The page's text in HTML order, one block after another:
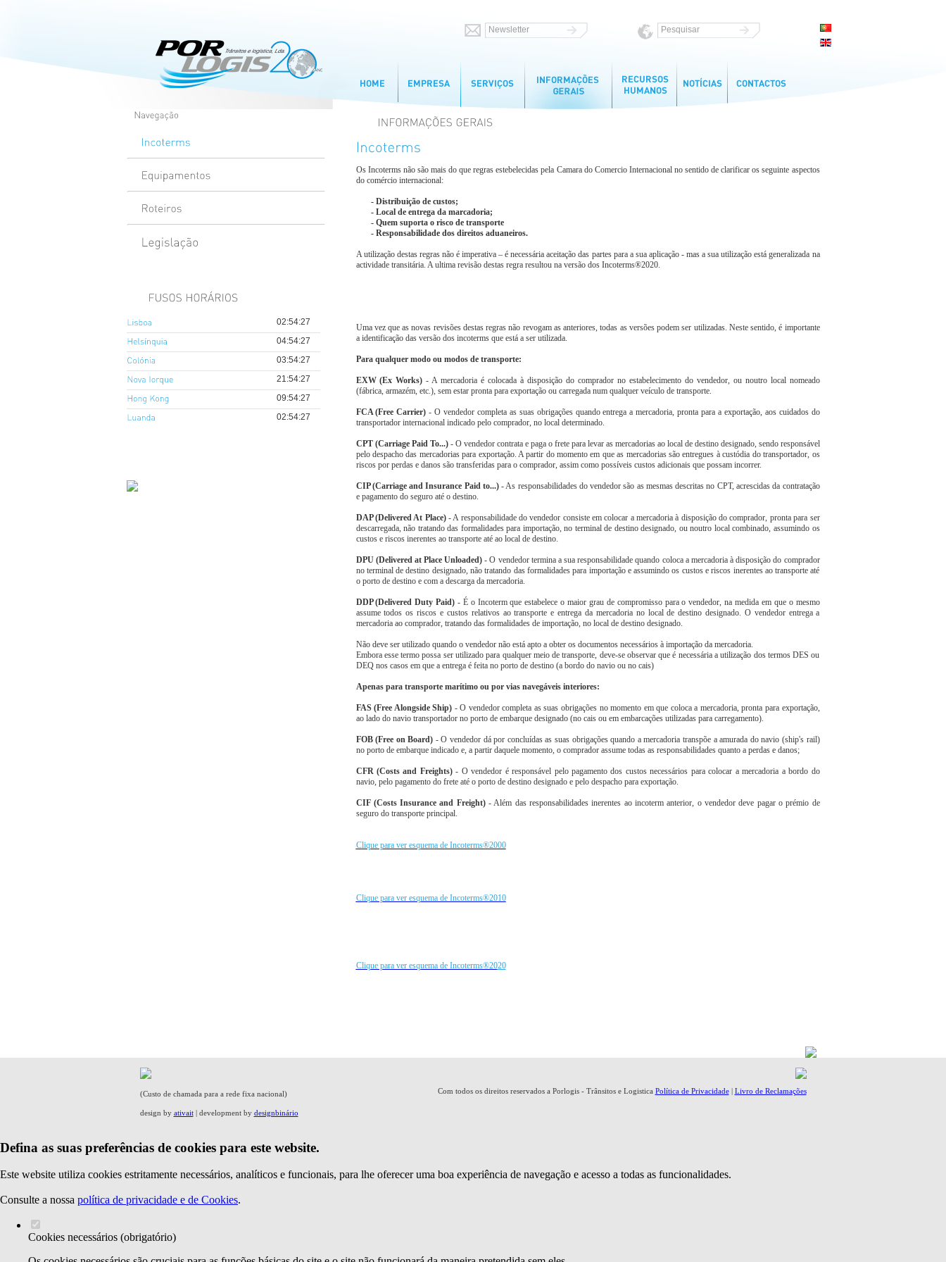
Os Incoterms não são mais do que regras estebelecidas pela Camara do Comercio Internacional no sentido de clarificar os seguinte aspectos
do comércio internacional:
- Distribuição de custos;
- Local de entrega da marcadoria;
- Quem suporta o risco de transporte
- Responsabilidade dos direitos aduaneiros.
A utilização destas regras não é imperativa – é necessária aceitação das partes para a sua aplicação - mas a sua utilização está generalizada na
actividade transitária. A ultima revisão destas regra resultou na versão dos Incoterms®2020.
Uma vez que as novas revisões destas regras não revogam as anteriores, todas as versões podem ser utilizadas. Neste sentido, é importante
a identificação das versão dos incoterms que está a ser utilizada.
Para qualquer modo ou modos de transporte:
EXW (Ex Works) - A mercadoria é colocada à disposição do comprador no estabelecimento do vendedor, ou noutro local nomeado
(fábrica, armazém, etc.), sem estar pronta para exportação ou carregada num qualquer veículo de transporte.
FCA (Free Carrier) - O vendedor completa as suas obrigações quando entrega a mercadoria, pronta para a exportação, aos cuidados do
transportador internacional indicado pelo comprador, no local determinado.
CPT (Carriage Paid To...)- O vendedor contrata e paga o frete para levar as mercadorias ao local de destino designado, sendo responsável
pelo despacho das mercadorias para exportação. A partir do momento em que as mercadorias são entregues à custódia do transportador, os
riscos por perdas e danos são transferidas para o comprador, assim como possíveis custos adicionais que possam incorrer.
CIP (Carriage and Insurance Paid to...)- As responsabilidades do vendedor são as mesmas descritas no CPT, acrescidas da contratação
e pagamento do seguro até o destino.
DAP (Delivered At Place)- A responsabilidade do vendedor consiste em colocar a mercadoria à disposição do comprador, pronta para ser
descarregada, não tratando das formalidades para importação, no terminal de destino designado, ou noutro local combinado, assumindo os
custos e riscos inerentes ao transporte até ao local de destino.
DPU (Delivered at Place Unloaded) - O vendedor termina a sua responsabilidade quando coloca a mercadoria à disposição do comprador
no terminal de destino designado, não tratando das formalidades para importação e assumindo os custos e riscos inerentes ao transporte até
o porto de destino e com a descarga da mercadoria.
DDP (Delivered Duty Paid) - É o Incoterm que estabelece o maior grau de compromisso para o vendedor, na medida em que o mesmo
assume todos os riscos e custos relativos ao transporte e entrega da mercadoria no local de destino designado. O vendedor entrega a
mercadoria ao comprador, tratando das formalidades de importação, no local de destino designado.
Não deve ser utilizado quando o vendedor não está apto a obter os documentos necessários à importação da mercadoria.
Embora esse termo possa ser utilizado para qualquer meio de transporte, deve-se observar que é necessária a utilização dos termos DES ou
DEQ nos casos em que a entrega é feita no porto de destino (a bordo do navio ou no cais)
Apenas para transporte marítimo ou por vias navegáveis interiores:
FAS (Free Alongside Ship) - O vendedor completa as suas obrigações no momento em que coloca a mercadoria, pronta para exportação,
ao lado do navio transportador no porto de embarque designado (no cais ou em embarcações utilizadas para carregamento).
FOB (Free on Board) - O vendedor dá por concluídas as suas obrigações quando a mercadoria transpõe a amurada do navio (ship's rail)
no porto de embarque indicado e, a partir daquele momento, o comprador assume todas as responsabilidades quanto a perdas e danos;
CFR (Costs and Freights)- O vendedor é responsável pelo pagamento dos custos necessários para colocar a mercadoria a bordo do
navio, pelo pagamento do frete até o porto de destino designado e pelo despacho para exportação.
CIF (Costs Insurance and Freight)- Além das responsabilidades inerentes ao incoterm anterior, o vendedor deve pagar o prémio de
seguro do transporte principal.
Clique para ver esquema de Incoterms®2000
Clique para ver esquema de Incoterms®2010
Clique para ver esquema de Incoterms®2020
(Custo de chamada para a rede fixa nacional)
design by ativait| development by designbinário
Com todos os direitos reservados a Porlogis - Trânsitos e Logistica Política de Privacidade| Livro de Reclamações
Defina as suas preferências de cookies para este website.
Este website utiliza cookies estritamente necessários, analíticos e funcionais, para lhe oferecer uma boa experiência de navegação e acesso a todas as funcionalidades.
Consulte a nossa política de privacidade e de Cookies.
Cookies necessários (obrigatório)